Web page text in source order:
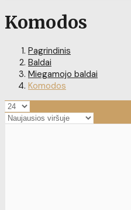
Komodos
Pagrindinis
Baldai
Miegamojo baldai
Komodos